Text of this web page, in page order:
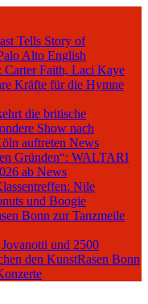
Tells Story of
Alto English
Faith, Laci Kaye
Kräfte für die Hymne
die britische
Show nach
auftreten News
Gründen“: WALTARI
ab News
Nile
und Boogie
Bonn zur Tanzmeile
und 2500
den KunstRasen Bonn